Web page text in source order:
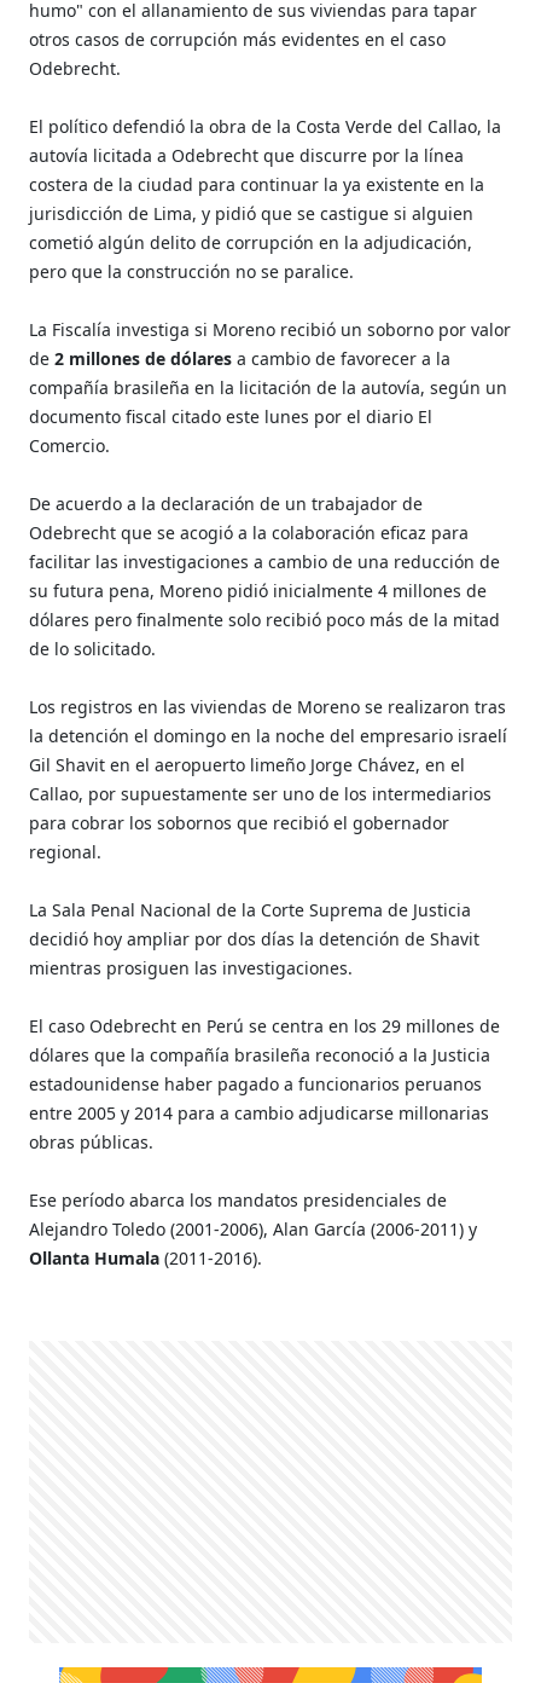
humo" con el allanamiento de sus viviendas para tapar
otros casos de corrupción más evidentes en el caso
Odebrecht.
El político defendió la obra de la Costa Verde del Callao, la
autovía licitada a Odebrecht que discurre por la línea
costera de la ciudad para continuar la ya existente en la
jurisdicción de Lima, y pidió que se castigue si alguien
cometió algún delito de corrupción en la adjudicación,
pero que la construcción no se paralice.
La Fiscalía investiga si Moreno recibió un soborno por valor
de2 millones de dólaresa cambio de favorecer a la
compañía brasileña en la licitación de la autovía, según un
documento fiscal citado este lunes por el diario El
Comercio.
De acuerdo a la declaración de un trabajador de
Odebrecht que se acogió a la colaboración eficaz para
facilitar las investigaciones a cambio de una reducción de
su futura pena, Moreno pidió inicialmente 4 millones de
dólares pero finalmente solo recibió poco más de la mitad
de lo solicitado.
Los registros en las viviendas de Moreno se realizaron tras
la detención el domingo en la noche del empresario israelí
Gil Shavit en el aeropuerto limeño Jorge Chávez, en el
Callao, por supuestamente ser uno de los intermediarios
para cobrar los sobornos que recibió el gobernador
regional.
La Sala Penal Nacional de la Corte Suprema de Justicia
decidió hoy ampliar por dos días la detención de Shavit
mientras prosiguen las investigaciones.
El caso Odebrecht en Perú se centra en los 29 millones de
dólares que la compañía brasileña reconoció a la Justicia
estadounidense haber pagado a funcionarios peruanos
entre 2005 y 2014 para a cambio adjudicarse millonarias
obras públicas.
Ese período abarca los mandatos presidenciales de
Alejandro Toledo (2001-2006), Alan García (2006-2011) y
Ollanta Humala(2011-2016).